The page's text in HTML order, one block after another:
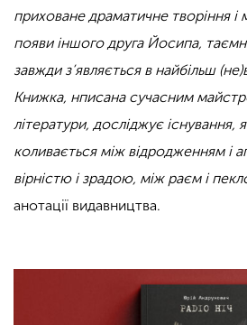
приховане драматичне творіння і
появи іншого друга Йосипа,
завжди з’являється в найбільш
Книжка, нписана сучасним
літератури, досліджує існування,
коливається між відродженням і
вірністю і зрадою, між раєм і
анотації видавництва.